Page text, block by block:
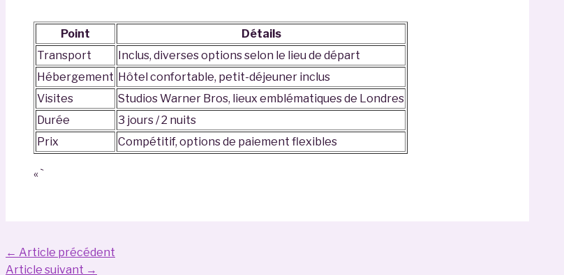
Point
Détails
Transport
Inclus, diverses options selon le lieu de départ
Hébergement Hôtel confortable, petit-déjeuner inclus
Visites
Studios Warner Bros, lieux emblématiques de Londres
Durée
3 jours / 2 nuits
Prix
Compétitif, options de paiement flexibles
« `
Navigation
des
← Article précédent
Article suivant →